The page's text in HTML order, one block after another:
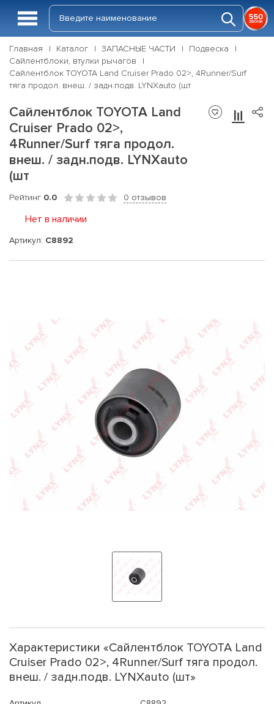
Главная Каталог ЗАПАСНЫЕ ЧАСТИ
Подвеска
Сайлентблоки, втулки рычагов
Сайлентблок TOYOTA Land Cruiser Prado 02>, 4Runner/Surf
тяга продол. внеш. / задн.подв. LYNXauto (шт
Сайлентблок TOYOTA Land
Cruiser Prado 02>,
4Runner/Surf тяга продол.
внеш. / задн.подв. LYNXauto
(шт
Рейтинг 0.0 0 отзывов
Нет в наличии
Артикул: C8892
Характеристики «Сайлентблок TOYOTA Land
Cruiser Prado 02>, 4Runner/Surf тяга продол.
внеш. / задн.подв. LYNXauto (шт»